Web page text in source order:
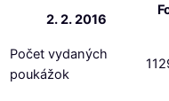
2. 2. 2016
Počet vydaných
poukážok